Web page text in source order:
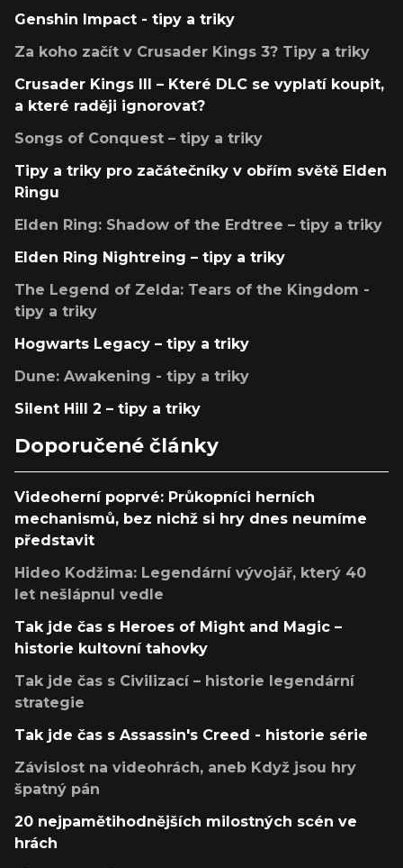
Genshin Impact - tipy a triky
Za koho začít v Crusader Kings 3? Tipy a triky
Crusader Kings III – Které DLC se vyplatí koupit,
a které raději ignorovat?
Songs of Conquest – tipy a triky
Tipy a triky pro začátečníky v obřím světě Elden
Ringu
Elden Ring: Shadow of the Erdtree – tipy a triky
Elden Ring Nightreing – tipy a triky
The Legend of Zelda: Tears of the Kingdom -
tipy a triky
Hogwarts Legacy – tipy a triky
Dune: Awakening - tipy a triky
Silent Hill 2 – tipy a triky
Doporučené články
Videoherní poprvé: Průkopníci herních
mechanismů, bez nichž si hry dnes neumíme
představit
Hideo Kodžima: Legendární vývojář, který 40
let nešlápnul vedle
Tak jde čas s Heroes of Might and Magic –
historie kultovní tahovky
Tak jde čas s Civilizací – historie legendární
strategie
Tak jde čas s Assassin's Creed - historie série
Závislost na videohrách, aneb Když jsou hry
špatný pán
20 nejpamětihodnějších milostných scén ve
hrách